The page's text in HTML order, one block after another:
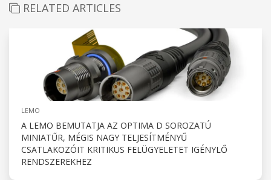
RELATED ARTICLES
LEMO
A LEMO BEMUTATJA AZ OPTIMA D SOROZATÚ
MINIATŰR, MÉGIS NAGY TELJESÍTMÉNYŰ
CSATLAKOZÓIT KRITIKUS FELÜGYELETET IGÉNYLŐ
RENDSZEREKHEZ